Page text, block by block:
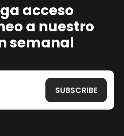
acceso
a nuestro
semanal